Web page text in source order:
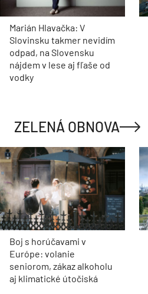
Marián Hlavačka: V
Slovinsku takmer nevidím
odpad, na Slovensku
nájdem v lese aj fľaše od
vodky
ZELENÁ OBNOVA
Boj s horúčavami v
Európe: volanie
seniorom, zákaz alkoholu
aj klimatické útočiská